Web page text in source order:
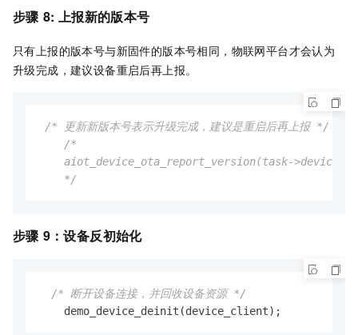
步骤 8: 上报新的版本号
只有上报的版本号与新固件的版本号相同，物联网平台才会认为
升级完成，建议设备重启后再上报。
/* 更新新版本号表示升级完成，建议是重启后再上报 */
/*
aiot_device_ota_report_version(task->device,
    */
步骤 9：设备反初始化
/* 断开设备连接，并回收设备资源 */
    demo_device_deinit(device_client);